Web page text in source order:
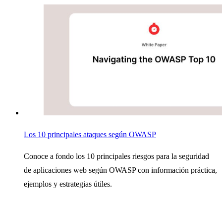
Los 10 principales ataques según OWASP
Conoce a fondo los 10 principales riesgos para la seguridad
de aplicaciones web según OWASP con información práctica,
ejemplos y estrategias útiles.